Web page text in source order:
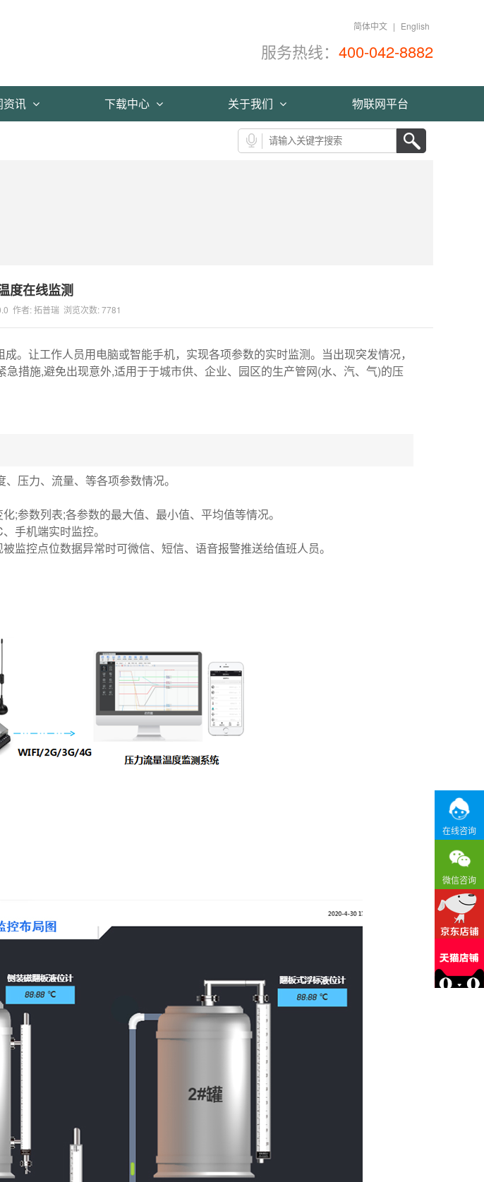
简体中文 | English
服务热线： 400-042-8882
资讯 下载中心 关于我们 物联网平台
度在线监测
作者: 拓普瑞 浏览次数: 7781
。让工作人员用电脑或智能手机，实现各项参数的实时监测。当出现突发情况，
措施,避免出现意外,适用于于城市供、企业、园区的生产管网(水、汽、气)的压
压力、流量、等各项参数情况。
;参数列表;各参数的最大值、最小值、平均值等情况。
手机端实时监控。
监控点位数据异常时可微信、短信、语音报警推送给值班人员。
在线咨询
微信咨询